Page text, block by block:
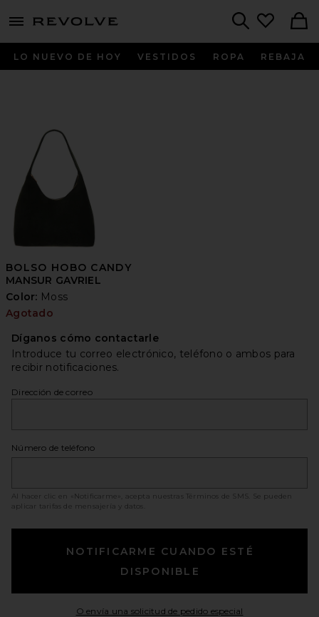
menu - shows more content
LO NUEVO DE HOY VESTIDOS ROPA REBAJA
BOLSO HOBO CANDY
MANSUR GAVRIEL
Color: Moss
Agotado
Díganos cómo contactarle
Introduce tu correo electrónico, teléfono o ambos para
recibir notificaciones.
Dirección de correo
Número de teléfono
Al hacer clic en «Notificarme», acepta nuestras Términos de SMS
. Se pueden
aplicar tarifas de mensajería y datos.
NOTIFICARME CUANDO ESTÉ
DISPONIBLE
O envía una solicitud de pedido especial